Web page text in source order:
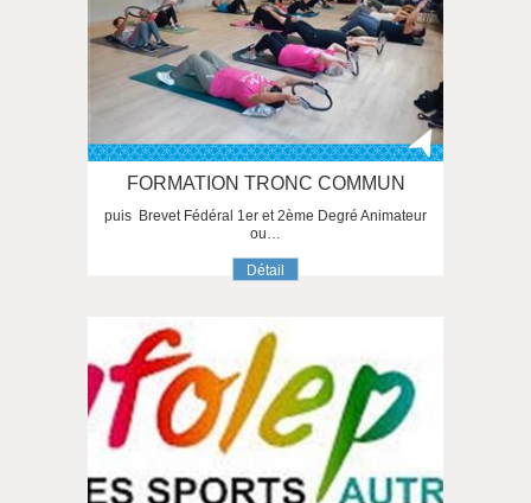
FORMATION TRONC COMMUN
puis Brevet Fédéral 1er et 2ème Degré Animateur
ou…
Détail